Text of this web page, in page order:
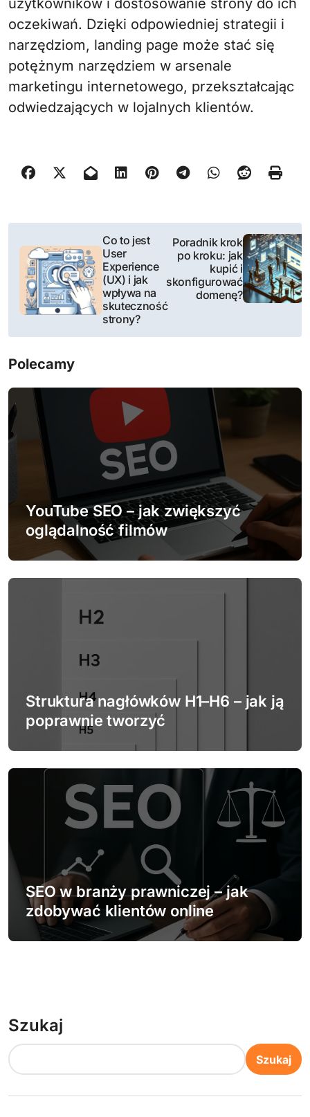
użytkowników i dostosowanie strony do ich
oczekiwań. Dzięki odpowiedniej strategii i
narzędziom, landing page może stać się
potężnym narzędziem w arsenale
marketingu internetowego, przekształcając
odwiedzających w lojalnych klientów.
a
c
j
i
s
Co to jest
User
Experience
(UX) i jak
wpływa na
skuteczność
strony?
Poradnik krok
po kroku: jak
kupić i
skonfigurować
domenę?
Polecamy
YouTube SEO – jak zwiększyć
oglądalność filmów
Struktura nagłówków H1–H6 – jak ją
poprawnie tworzyć
SEO w branży prawniczej – jak
zdobywać klientów online
Szukaj
Szukaj